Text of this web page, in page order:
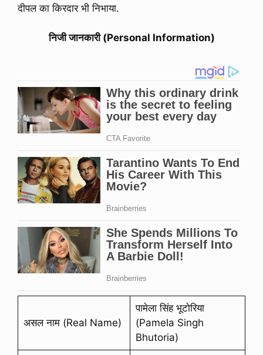
दीपल का किरदार भी निभाया.
निजी जानकारी (Personal Information)
असल नाम (Real Name)
पामेला सिंह भूटोरिया
(Pamela Singh
Bhutoria)